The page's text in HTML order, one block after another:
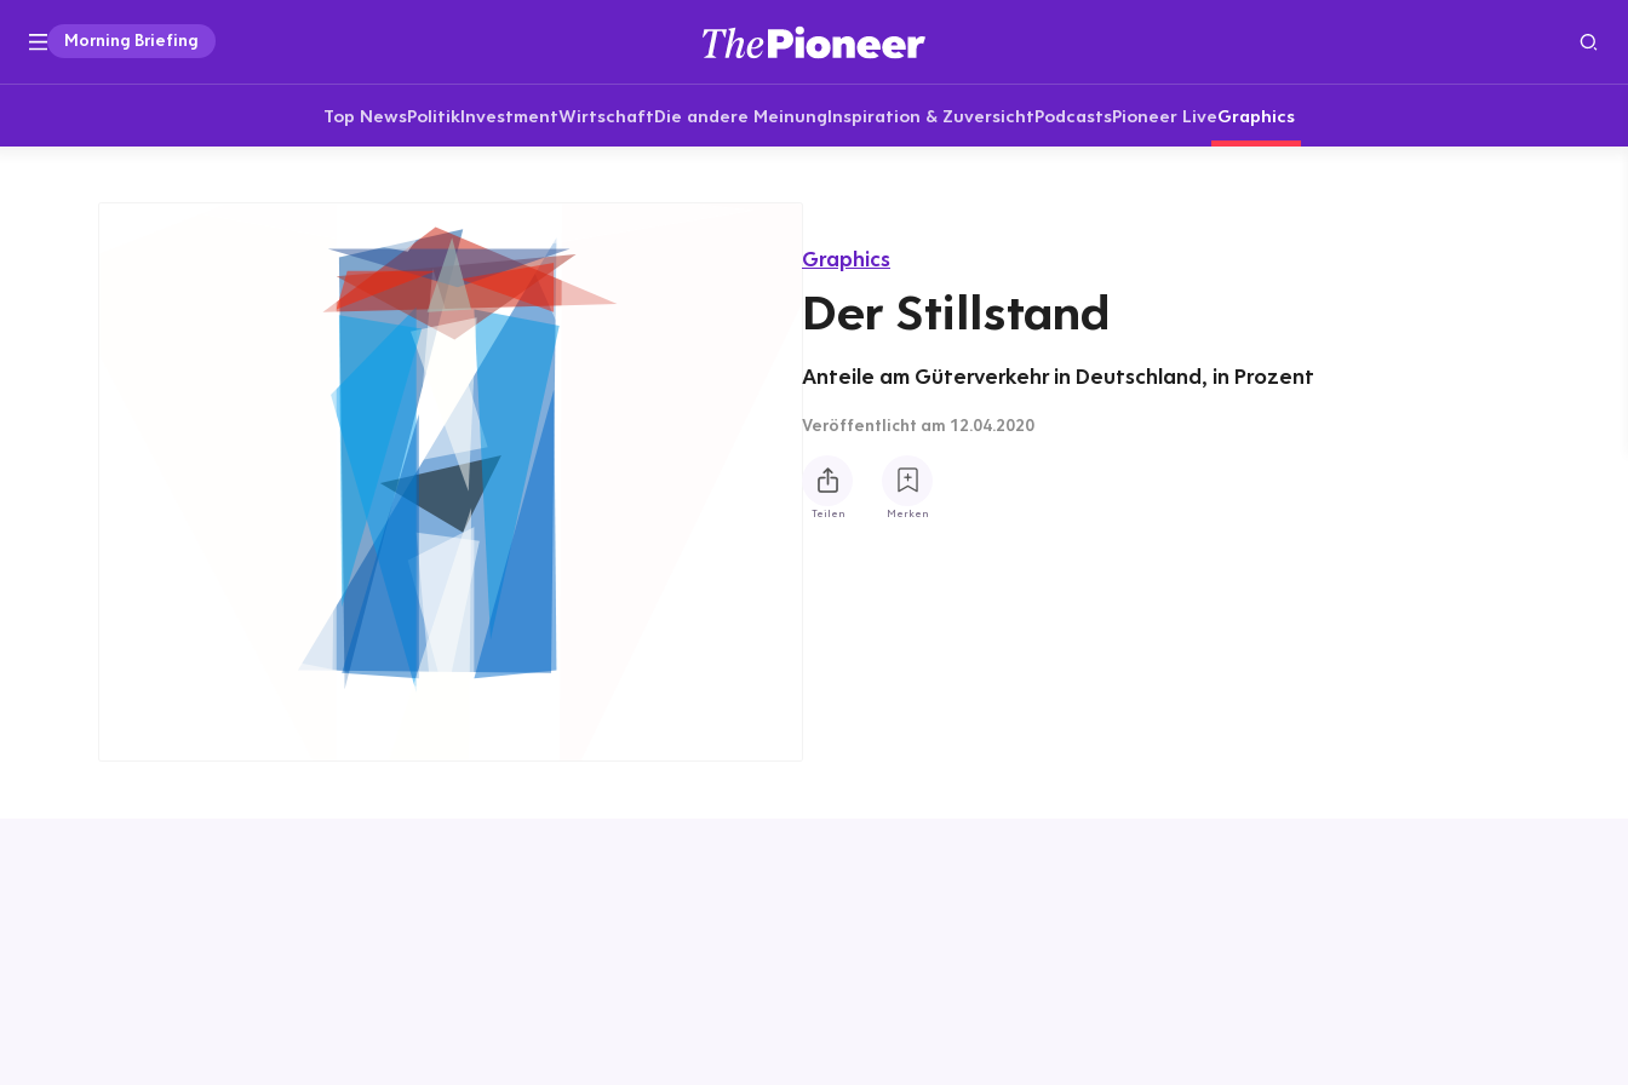
Morning Briefing
Top NewsPolitikInvestmentWirtschaftDie andere MeinungInspiration & ZuversichtPodcastsPioneer LiveGraphics
Graphics
Der Stillstand
Anteile am Güterverkehr in Deutschland, in Prozent
Veröffentlicht am 12.04.2020
Teilen Merken